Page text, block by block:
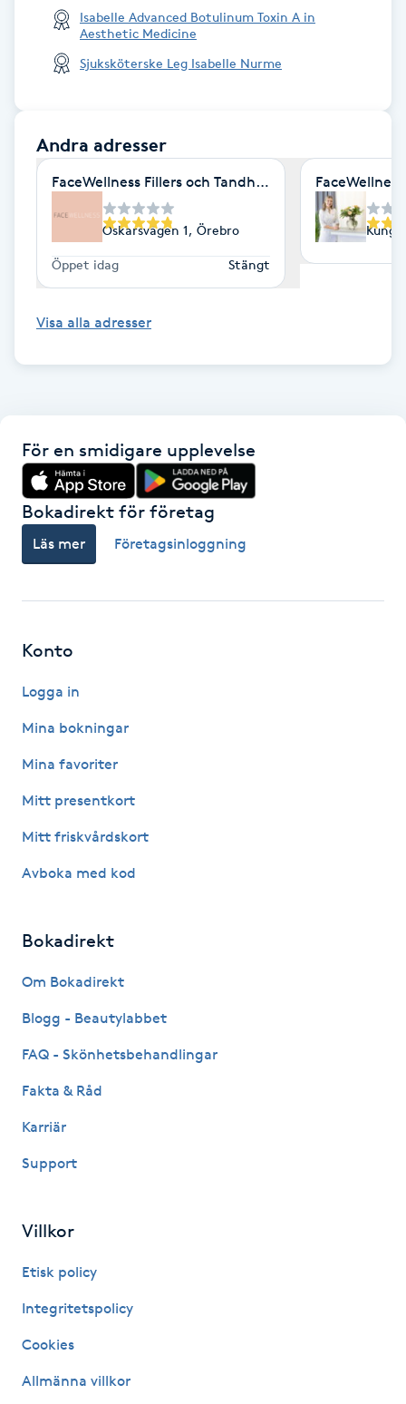
Klippning
Klippning & Slingor
Klippning ungdom
Koppningsmassage
Kosmetisk tatuering
Kostrådgivning
Kroppspeeling
Kärlbehandling
Laserbehandling
Liktornar
LPG-massage
Lymfmassage
M
Massage
Medicinsk massage
Meditation
Isabelle Advanced Botulinum Toxin A in
Aesthetic Medicine
Sjuksköterske Leg Isabelle Nurme
Andra adresser
FaceWellness Fillers och Tandhygienist Örebro
Oskarsvägen 1, Örebro
Öppet idag Stängt
Visa alla adresser
För en smidigare upplevelse
Bokadirekt för företag
Läs mer Företagsinloggning
Konto
Logga in
Mina bokningar
Mina favoriter
Mitt presentkort
Mitt friskvårdskort
Avboka med kod
Bokadirekt
Om Bokadirekt
Blogg - Beautylabbet
FAQ - Skönhetsbehandlingar
Fakta & Råd
Karriär
Support
Villkor
Etisk policy
Integritetspolicy
Cookies
Allmänna villkor